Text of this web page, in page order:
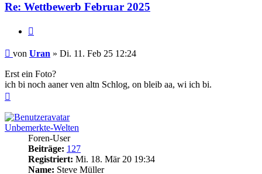
Re: Wettbewerb Februar 2025
Beitrag
von Uran » Di. 11. Feb 25 12:24
Erst ein Foto?
ich bi noch aaner ven altn Schlog, on bleib aa, wi ich bi.
Unbemerkte-Welten
Foren-User
Beiträge: 127
Registriert: Mi. 18. Mär 20 19:34
Name: Steve Müller